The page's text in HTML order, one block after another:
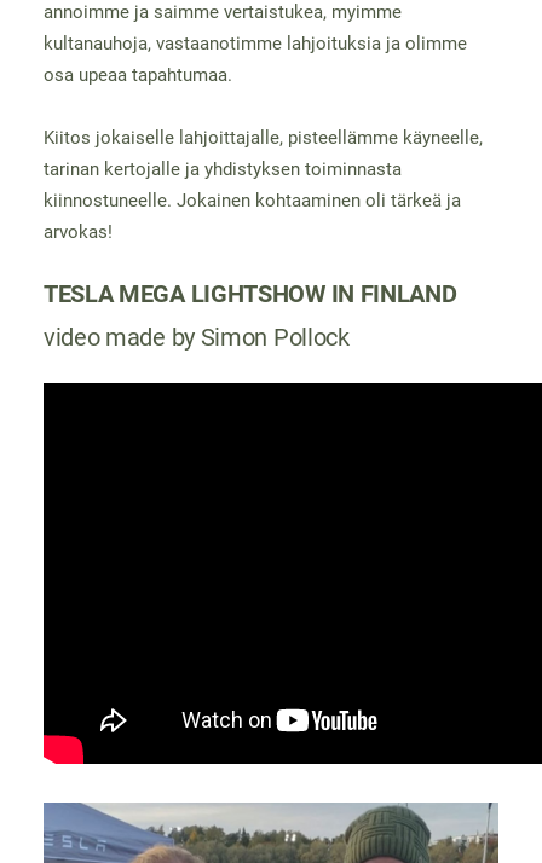
annoimme ja saimme vertaistukea, myimme
kultanauhoja, vastaanotimme lahjoituksia ja olimme
osa upeaa tapahtumaa.
Kiitos jokaiselle lahjoittajalle, pisteellämme käyneelle,
tarinan kertojalle ja yhdistyksen toiminnasta
kiinnostuneelle. Jokainen kohtaaminen oli tärkeä ja
arvokas!
TESLA MEGA LIGHTSHOW IN FINLAND
video made by Simon Pollock